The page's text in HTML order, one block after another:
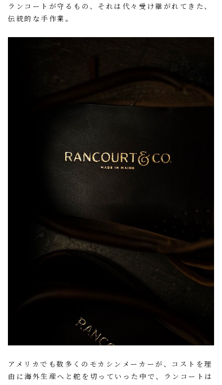
ランコートが守るもの、それは代々受け継がれてきた、
伝統的な手作業。
アメリカでも数多くのモカシンメーカーが、コストを理
由に海外生産へと舵を切っていった中で、ランコートは